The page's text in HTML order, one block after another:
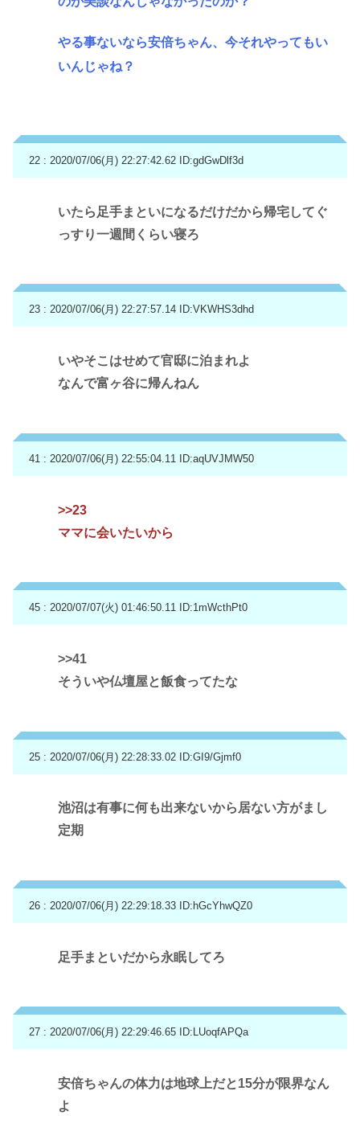
やる事ないなら安倍ちゃん、今それやってもい
いんじゃね？
22 : 2020/07/06(月) 22:27:42.62 ID:gdGwDlf3d
いたら足手まといになるだけだから帰宅してぐ
っすり一週間くらい寝ろ
23 : 2020/07/06(月) 22:27:57.14 ID:VKWHS3dhd
いやそこはせめて官邸に泊まれよ
なんで富ヶ谷に帰んねん
41 : 2020/07/06(月) 22:55:04.11 ID:aqUVJMW50
>>23
ママに会いたいから
45 : 2020/07/07(火) 01:46:50.11 ID:1mWcthPt0
>>41
そういや仏壇屋と飯食ってたな
25 : 2020/07/06(月) 22:28:33.02 ID:GI9/Gjmf0
池沼は有事に何も出来ないから居ない方がまし
定期
26 : 2020/07/06(月) 22:29:18.33 ID:hGcYhwQZ0
足手まといだから永眠してろ
27 : 2020/07/06(月) 22:29:46.65 ID:LUoqfAPQa
安倍ちゃんの体力は地球上だと15分が限界なん
よ